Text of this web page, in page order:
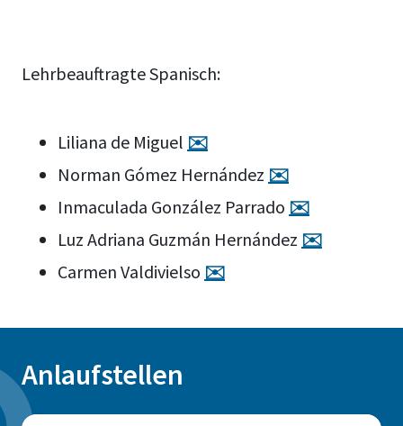
Lehrbeauftragte Spanisch:
Liliana de Miguel ✉️
Norman Gómez Hernández ✉️
Inmaculada González Parrado ✉️
Luz Adriana Guzmán Hernández ✉️
Carmen Valdivielso ✉️
Anlaufstellen